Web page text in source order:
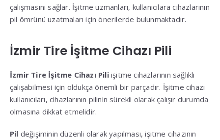
çalışmasını sağlar. İşitme uzmanları, kullanıcılara cihazlarının
pil ömrünü uzatmaları için önerilerde bulunmaktadır.
İzmir Tire İşitme Cihazı Pili
İzmir Tire İşitme Cihazı Piliişitme cihazlarının sağlıklı
çalışabilmesi için oldukça önemli bir parçadır. İşitme cihazı
kullanıcıları, cihazlarının pilinin sürekli olarak çalışır durumda
olmasına dikkat etmelidir.
Pil değişiminin düzenli olarak yapılması, işitme cihazının